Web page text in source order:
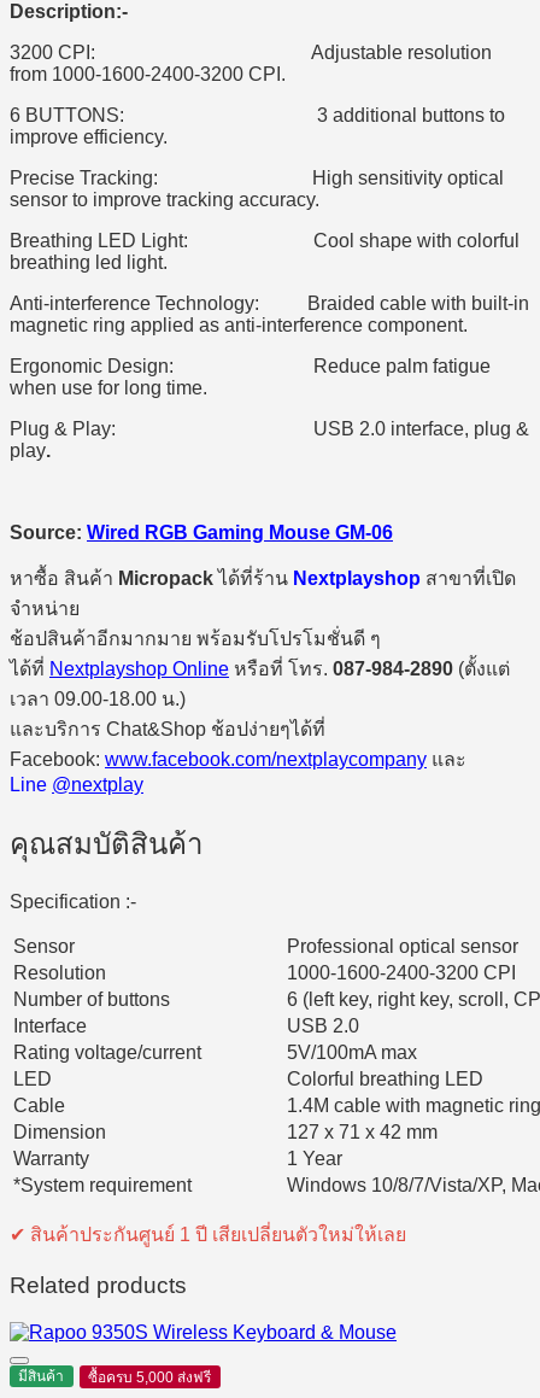
Description:-
3200 CPI: Adjustable resolution
from 1000-1600-2400-3200 CPI.
6 BUTTONS: 3 additional buttons to
improve efficiency.
Precise Tracking: High sensitivity optical
sensor to improve tracking accuracy.
Breathing LED Light: Cool shape with colorful
breathing led light.
Anti-interference Technology: Braided cable with built-in
magnetic ring applied as anti-interference component.
Ergonomic Design: Reduce palm fatigue
when use for long time.
Plug & Play: USB 2.0 interface, plug &
play.
Source: Wired RGB Gaming Mouse GM-06
หาซื้อ สินค้า Micropackได้ที่ร้าน Nextplayshop สาขาที่เปิด
จำหน่าย
ช้อปสินค้าอีกมากมาย พร้อมรับโปรโมชั่นดี ๆ
ได้ที่ Nextplayshop Online หรือที่ โทร. 087-984-2890 (ตั้งแต่
เวลา 09.00-18.00 น.)
และบริการ Chat&Shop ช้อปง่ายๆได้ที่
Facebook: www.facebook.com/nextplaycompany และ
Line @nextplay
คุณสมบัติสินค้า
Specification :-
Sensor
Professional optical sensor
Resolution
1000-1600-2400-3200 CPI
Number of buttons
6 (left key, right key, scroll,
Interface
USB 2.0
Rating voltage/current
5V/100mA max
LED
Colorful breathing LED
Cable
1.4M cable with magnetic ring
Dimension
127 x 71 x 42 mm
Warranty
1 Year
*System requirement
Windows 10/8/7/Vista/XP,
✔ สินค้าประกันศูนย์ 1 ปี เสียเปลี่ยนตัวใหม่ให้เลย
Related products
มีสินค้า ซื้อครบ 5,000 ส่งฟรี